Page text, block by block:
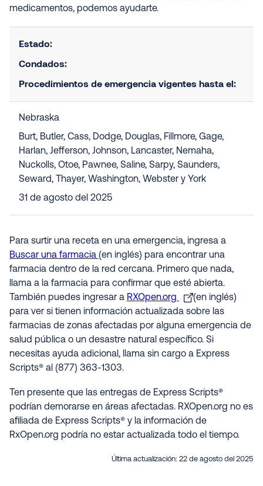
medicamentos, podemos ayudarte.
Estado:
Condados:
Procedimientos de emergencia vigentes hasta el:
Nebraska
Burt, Butler, Cass, Dodge, Douglas, Fillmore, Gage,
Harlan, Jefferson, Johnson, Lancaster, Nemaha,
Nuckolls, Otoe, Pawnee, Saline, Sarpy, Saunders,
Seward, Thayer, Washington, Webster y York
31 de agosto del 2025
Para surtir una receta en una emergencia, ingresa a
Buscar una farmacia (en inglés) para encontrar una
farmacia dentro de la red cercana. Primero que nada,
llama a la farmacia para confirmar que esté abierta.
También puedes ingresar a RXOpen.org
(en inglés)
para ver si tienen información actualizada sobre las
farmacias de zonas afectadas por alguna emergencia de
salud pública o un desastre natural específico. Si
necesitas ayuda adicional, llama sin cargo a Express
Scripts® al (877) 363-1303.
Ten presente que las entregas de Express Scripts®
podrían demorarse en áreas afectadas. RXOpen.org no es
afiliada de Express Scripts® y la información de
RxOpen.org podría no estar actualizada todo el tiempo.
Última actualización: 22 de agosto del 2025